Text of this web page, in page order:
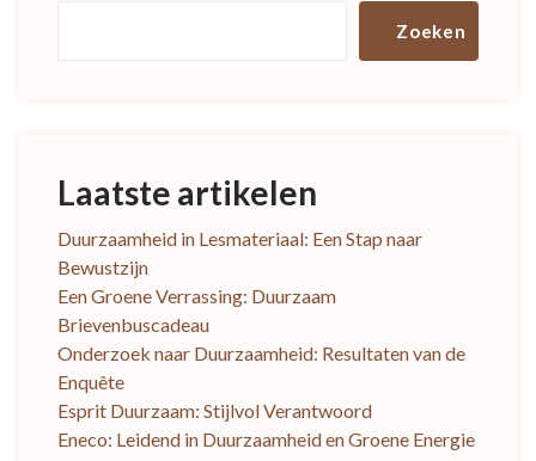
Zoeken
Laatste artikelen
Duurzaamheid in Lesmateriaal: Een Stap naar
Bewustzijn
Een Groene Verrassing: Duurzaam
Brievenbuscadeau
Onderzoek naar Duurzaamheid: Resultaten van de
Enquête
Esprit Duurzaam: Stijlvol Verantwoord
Eneco: Leidend in Duurzaamheid en Groene Energie